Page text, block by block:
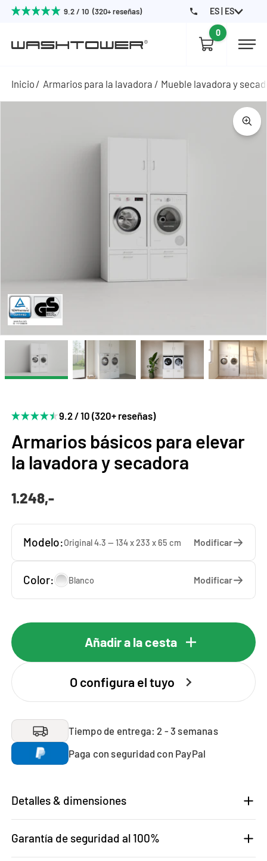
9.2 / 10 (320+ reseñas) ES | ES
0
Inicio Armarios para la lavadora Mueble lavadora y
9.2 / 10 (320+ reseñas)
Armarios básicos para elevar
la lavadora y secadora
1.248,-
Modelo:Original 4.3 — 134 x 233 x 65 cm Modificar
Color: Blanco Modificar
Añadir a la cesta
O configura el tuyo
Tiempo de entrega: 2 - 3 semanas
Paga con seguridad con PayPal
Detalles & dimensiones
Garantía de seguridad al 100%